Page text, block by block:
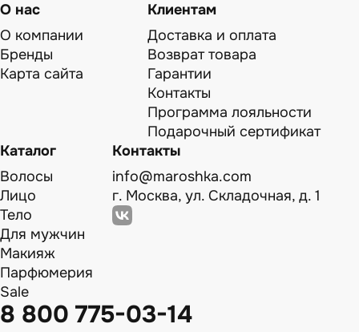
О нас
О компании
Бренды
Карта сайта
Клиентам
Доставка и оплата
Возврат товара
Гарантии
Контакты
Программа лояльности
Подарочный сертификат
Каталог
Волосы
Лицо
Тело
Для мужчин
Макияж
Парфюмерия
Sale
Контакты
info@maroshka.com
г. Москва, ул. Складочная, д. 1
8 800 775-03-14